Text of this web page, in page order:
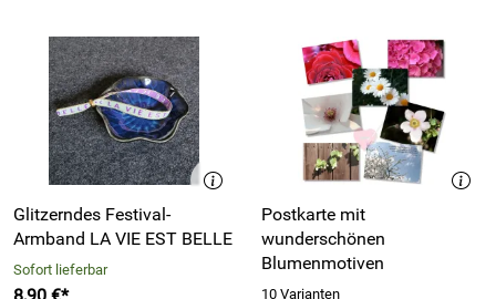
Glitzerndes Festival-
Armband LA VIE EST BELLE
Sofort lieferbar
Postkarte mit
wunderschönen
Blumenmotiven
10 Varianten